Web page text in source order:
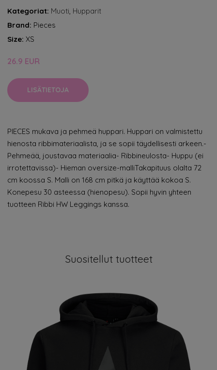
Kategoriat: Muoti, Hupparit
Brand: Pieces
Size: XS
26.9 EUR
LISÄTIETOJA
PIECES mukava ja pehmeä huppari. Huppari on valmistettu
hienosta ribbimateriaalista, ja se sopii täydellisesti arkeen.-
Pehmeää, joustavaa materiaalia- Ribbineulosta- Huppu (ei
irrotettavissa)- Hieman oversize-malliTakapituus olalta 72
cm koossa S. Malli on 168 cm pitkä ja käyttää kokoa S.
Konepesu 30 asteessa (hienopesu). Sopii hyvin yhteen
tuotteen Ribbi HW Leggings kanssa.
Suositellut tuotteet